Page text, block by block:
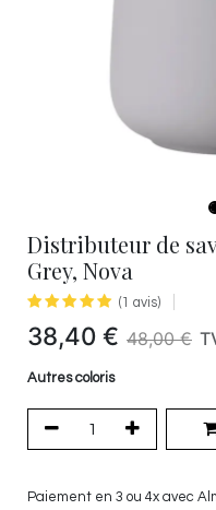
Distributeur de
Grey, Nova
(1 avis)
38,40 € 48,00€
Autres coloris
Paiement en 3 ou 4x avec